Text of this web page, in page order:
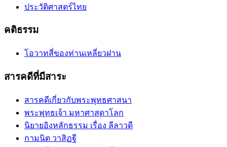
ประวัติศาสตร์ไทย
คติธรรม
โอวาทสี่ของท่านเหลี่ยวฝาน
สารคดีที่มีสาระ
สารคดีเกี่ยวกับพระพุทธศาสนา
พระพุทธเจ้า มหาศาสดาโลก
นิยายอิงหลักธรรม เรื่อง ลีลาวดี
กามนิต วาสิฏฐี